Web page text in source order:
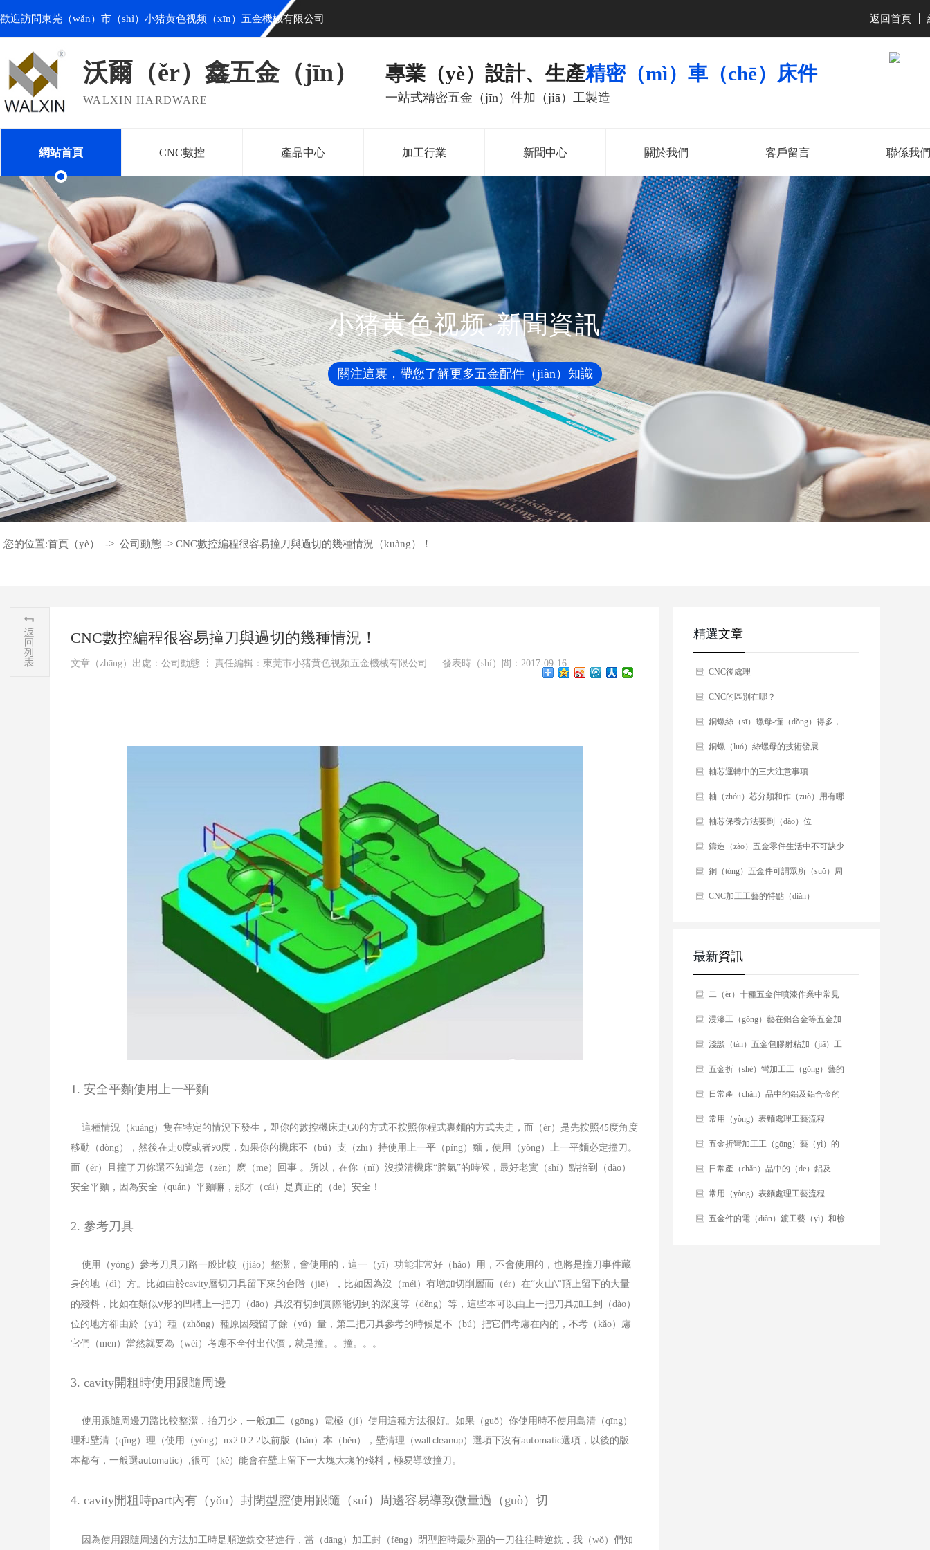
歡迎訪問東莞（wǎn）市（shì）小猪黄色视频（xīn）五金機械有限公司 返回首頁
沃爾（ěr）鑫五金（jīn）
WALXIN HARDWARE
專業（yè）設計、生產精密（mì）車（chē）床件
一站式精密五金（jīn）件加（jiā）工製造
181-2286-
138-2527-
網站首頁 CNC數控 產品中心 加工行業 新聞中心 關於我們 客戶留言 聯係我們
小猪黄色视频·新聞資訊
關注這裏，帶您了解更多五金配件（jiàn）知識
您的位置:首頁（yè） -> 公司動態 -> CNC數控編程很容易撞刀與過切的幾種情況（kuàng）！
CNC數控編程很容易撞刀與過切的幾種情況！
文章（zhāng）出處：公司動態 責任編輯：東莞市小猪黄色视频五金機械有限公司 發表時（shí）間：2017-09-16
1. 安全平麵使用上一平麵
這種情況（kuàng）隻在特定的情況下發生，即你的數控機床走G0的方式不按照你程式裏麵的方式去走，而（ér）是先按照45度角度
移動（dòng），然後在走0度或者90度，如果你的機床不（bú）支（zhī）持使用上一平（píng）麵，使用（yòng）上一平麵必定撞刀。
而（ér）且撞了刀你還不知道怎（zěn）麽（me）回事 。所以，在你（nǐ）沒摸清機床“脾氣”的時候，最好老實（shí）點抬到（dào）
安全平麵，因為安全（quán）平麵嘛，那才（cái）是真正的（de）安全！
2. 參考刀具
使用（yòng）參考刀具刀路一般比較（jiào）整潔，會使用的，這一（yī）功能非常好（hǎo）用，不會使用的，也將是撞刀事件藏
身的地（dì）方。比如由於cavity層切刀具留下來的台階（jiē），比如因為沒（méi）有增加切削層而（ér）在“火山\"頂上留下的大量
的殘料，比如在類似V形的凹槽上一把刀（dāo）具沒有切到實際能切到的深度等（děng）等，這些本可以由上一把刀具加工到（dào）
位的地方卻由於（yú）種（zhǒng）種原因殘留了餘（yú）量，第二把刀具參考的時候是不（bú）把它們考慮在內的，不考（kǎo）慮
它們（men）當然就要為（wéi）考慮不全付出代價，就是撞。。撞。。。
3. cavity開粗時使用跟隨周邊
使用跟隨周邊刀路比較整潔，抬刀少，一般加工（gōng）電極（jí）使用這種方法很好。如果（guǒ）你使用時不使用島清（qīng）
理和壁清（qīng）理（使用（yòng） nx2.0.2.2以前版（bǎn）本（běn），壁清理（wall cleanup）選項下沒有automatic選項，以後的版
本都有，一般選automatic） ,很可（kě）能會在壁上留下一大塊大塊的殘料，極易導致撞刀。
4. cavity開粗時part內有（yǒu）封閉型腔使用跟隨（suí）周邊容易導致微量過（guò）切
因為使用跟隨周邊的方法加工時是順逆銑交替進行，當（dāng）加工封（fēng）閉型腔時最外圍的一刀往往時逆銑，我（wǒ）們知
精選文章
CNC後處理
CNC的區別在哪？
銅螺絲（sī）螺母-懂（dǒng）得多，
好選擇！
銅螺（luó）絲螺母的技術發展
軸芯運轉中的三大注意事項
軸（zhóu）芯分類和作（zuò）用有哪
些？
軸芯保養方法要到（dào）位
鑄造（zào）五金零件生活中不可缺少
銅（tóng）五金件可謂眾所（suǒ）周
知
CNC加工工藝的特點（diǎn）
最新資訊
​二（èr）十種五金件噴漆作業中常見
的缺陷及處理方法！
​浸滲工（gōng）藝在鋁合金等五金加
工中的應用（yòng）
​​淺談（tán）五金包膠射粘加（jiā）工
工藝
​五金折（shé）彎加工工（gōng）藝的
幾個（gè）注意（yì）事項
​日常產（chǎn）品中的鋁及鋁合金的
表麵加工工藝
​常用（yòng）表麵處理工藝流程
（chéng）
​五金折彎加工工（gōng）藝（yì）的
幾個注意事項
​​日常產（chǎn）品中的（de）鋁及
（jí）鋁合金的表麵加工工（gōng）藝
（yì）
​​常用（yòng）表麵處理工藝流程
​五金件的電（diàn）鍍工藝（yì）和檢